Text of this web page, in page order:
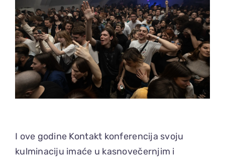
I ove godine Kontakt konferencija svoju
kulminaciju imaće u kasnovečernjim i